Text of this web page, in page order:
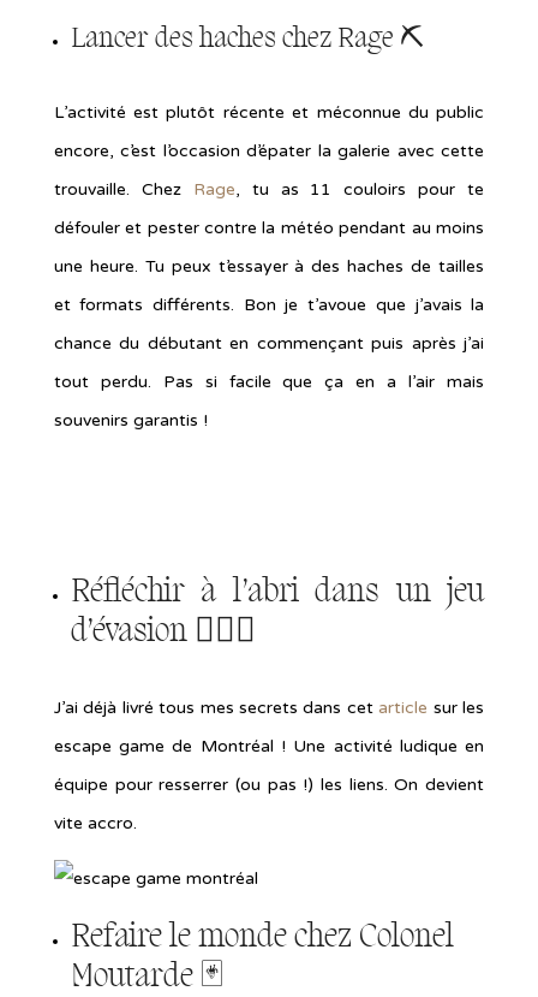
Lancer des haches chez Rage ⛏
L’activité est plutôt récente et méconnue du public
encore, c’est l’occasion d’épater la galerie avec cette
trouvaille. Chez Rage, tu as 11 couloirs pour te
défouler et pester contre la météo pendant au moins
une heure. Tu peux t’essayer à des haches de tailles
et formats différents. Bon je t’avoue que j’avais la
chance du débutant en commençant puis après j’ai
tout perdu. Pas si facile que ça en a l’air mais
souvenirs garantis !
Réfléchir à l’abri dansun jeu
d’évasion🕵🏻‍♀️
J’ai déjà livré tous mes secrets dans cet article sur les
escape game de Montréal ! Une activité ludique en
équipe pour resserrer (ou pas !) les liens. On devient
vite accro.
Refaire le monde chez Colonel
Moutarde🃏